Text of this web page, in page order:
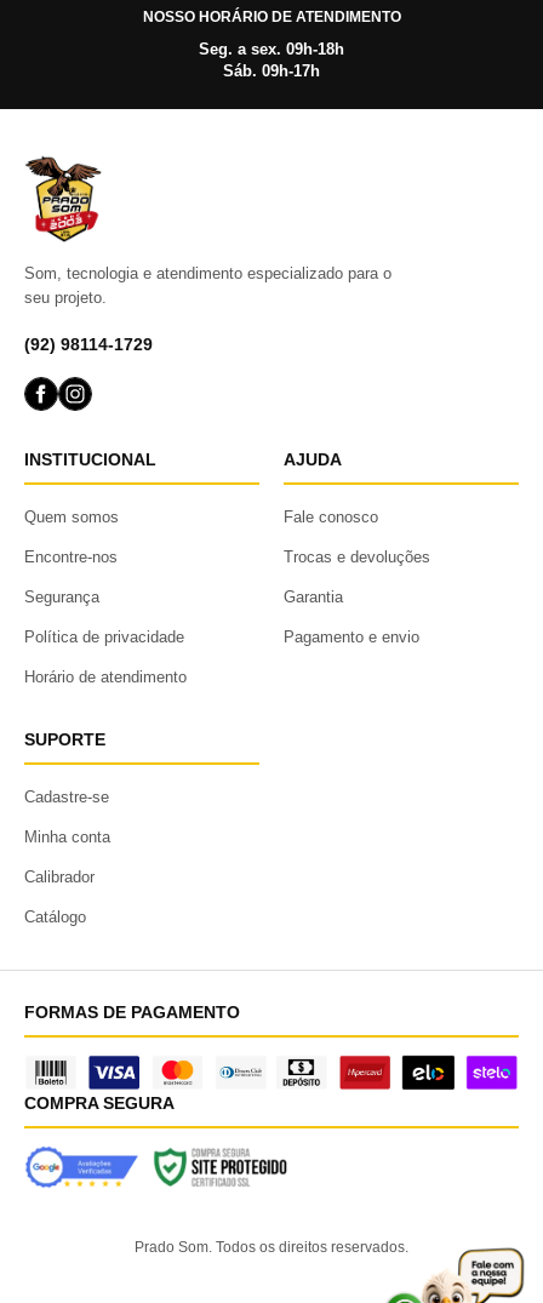
NOSSO HORÁRIO DE ATENDIMENTO
Seg. a sex. 09h-18h
Sáb. 09h-17h
Som, tecnologia e atendimento especializado para o
seu projeto.
(92) 98114-1729
INSTITUCIONAL
Quem somos
Encontre-nos
Segurança
Política de privacidade
Horário de atendimento
AJUDA
Fale conosco
Trocas e devoluções
Garantia
Pagamento e envio
SUPORTE
Cadastre-se
Minha conta
Calibrador
Catálogo
FORMAS DE PAGAMENTO
COMPRA SEGURA
Prado Som. Todos os direitos reservados.